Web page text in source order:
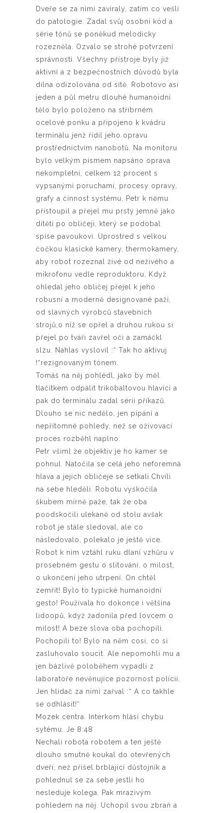
Dveře se za nimi zavíraly, zatím co vešli
do patologie. Zadal svůj osobní kód a
série tónů se poněkud melodicky
rozezněla. Ozvalo se strohé potvrzení
správnosti. Všechny přístroje byly již
aktivní a z bezpečnostních důvodů byla
dílna odizolována od sítě. Robotovo asi
jeden a půl metru dlouhé humanoidní
tělo bylo položeno na stříbrném
ocelové ponku a připojeno k kvádru
terminálu jenž řídil jeho opravu
prostřednictvím nanobotů. Na monitoru
bylo velkým písmem napsáno oprava
nekompletní, celkem 12 procent s
vypsanými poruchami, procesy opravy,
grafy a činnost systému. Petr k němu
přistoupil a přejel mu prsty jemně jako
dítěti po obličeji, který se podobal
spíše pavoukovi. Uprostřed s velkou
čočkou klasické kamery, thermokamery,
aby robot rozeznal živé od neživého a
mikrofonu vedle reproduktoru. Když
ohledal jeho obličej přejel k jeho
robusní a moderně designované paži,
od slavných výrobců stavebních
strojů,o níž se opřel a druhou rukou si
přejel po tváři zavřel oči a zamáčkl
slzu. Nahlas vyslovil :“ Tak ho aktivuj
!“rezignovaným tónem.
Tomáš na něj pohlédl, jako by měl
tlačítkem odpálit trikobaltovou hlavici a
pak do terminálu zadal sérii příkazů.
Dlouho se nic nedělo, jen pípání a
nepřítomné pohledy, než se oživovací
proces rozběhl naplno.
Petr všiml že objektiv je ho kamer se
pohnul. Natočila se celá jeho neforemná
hlava a jejich obličeje se setkali.Chvíli
na sebe hleděli. Robotu vyskočila
škubem mírně paže, tak že oba
poodskočili ulekaně od stolu avšak
robot je stále sledoval, ale co
následovalo, polekalo je ještě více.
Robot k nim vztáhl ruku dlaní vzhůru v
prosebném gestu o slitování, o milost,
o ukončení jeho utrpení. On chtěl
zemřít! Bylo to typické humanoidní
gesto! Používala ho dokonce i většina
lidoopů, když žadonila před lovcem o
milost! A beze slova oba pochopili.
Pochopili to! Bylo na něm cosi, co si
zasluhovalo soucit. Ale nepomohli mu a
jen bázlivě poloběhem vypadli z
laboratoře nevěnujíce pozornost policii.
Jen hlídač za nimi zařval :“ A co takhle
se odhlásit!“
Mozek centra. Interkom hlásí chybu
sytému. Je 8:48
Nechali robota robotem a ten ještě
dlouho smutně koukal do otevřených
dveří, než přišel brblající důstojník a
pohlednul se za sebe jestli ho
nesleduje kolega. Pak mrazivým
pohledem na něj. Uchopil svou zbraň a